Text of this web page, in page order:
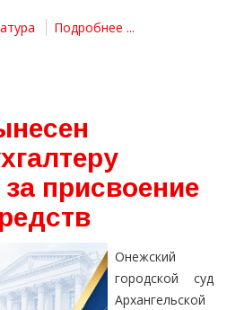
Подробнее ...
присвоение
Онежский
городской суд
Архангельской